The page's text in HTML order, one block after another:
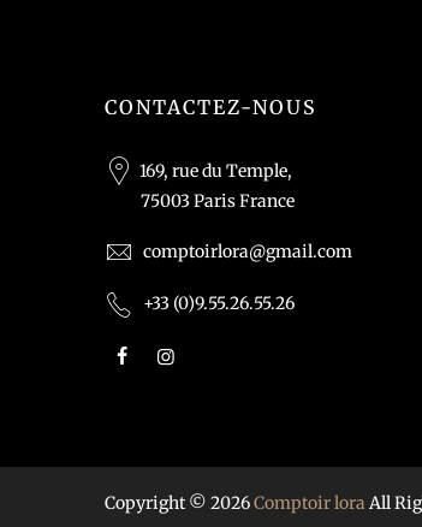
CONTACTEZ-NOUS
169, rue du Temple,
75003 Paris France
comptoirlora@gmail.com
+33 (0)9.55.26.55.26
Copyright © 2026Comptoir lora All